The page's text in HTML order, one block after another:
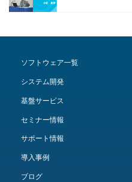
ソフトウェア一覧
システム開発
基盤サービス
セミナー情報
サポート情報
導入事例
ブログ